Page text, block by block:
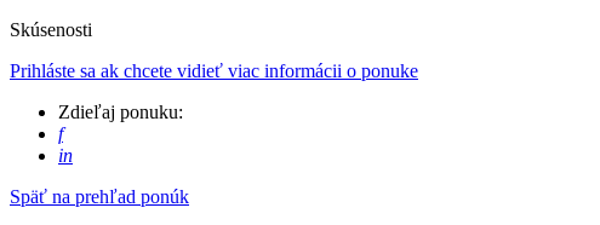
Skúsenosti
Prihláste sa ak chcete vidieť viac informácii o ponuke
Zdieľaj ponuku:
f
in
Späť na prehľad ponúk